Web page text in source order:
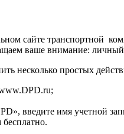
сайте транспортной
ваше внимание:
несколько простых
введите имя учетной